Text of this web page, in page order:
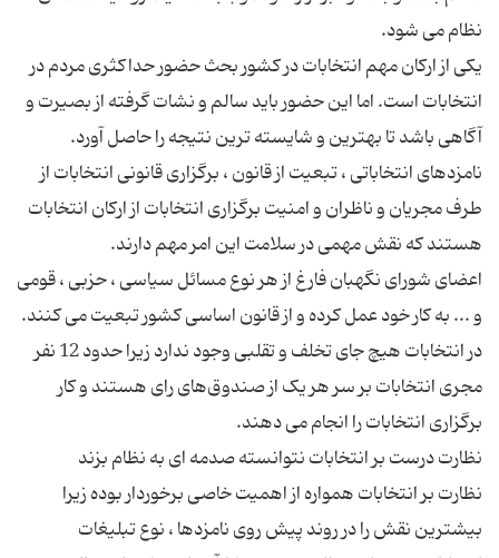
یکی از ارکان مهم انتخابات در کشور بحث حضور حداکثری مردم در
انتخابات است. اما این حضور باید سالم و نشات گرفته از بصیرت و
نامزدهای انتخاباتی ، تبعیت از قانون ، برگزاری قانونی انتخابات از
طرف مجریان و ناظران و امنیت برگزاری انتخابات از ارکان انتخابات
اعضای شورای نگهبان فارغ از هر نوع مسائل سیاسی ، حزبی ، قومی
و ... به کار خود عمل کرده و از قانون اساسی کشور تبعیت می ‌کنند.
در انتخابات هیچ جای تخلف و تقلبی وجود ندارد زیرا حدود 12 نفر
مجری انتخابات بر سر هر یک از صندوق‌های رای هستند و کار
نظارت بر انتخابات همواره از اهمیت خاصی برخوردار بوده زیرا
بیشترین نقش را در روند پیش روی نامزدها ، نوع تبلیغات